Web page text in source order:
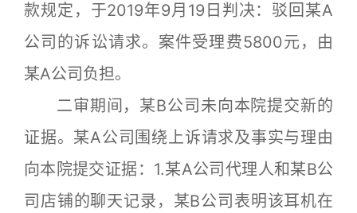
款规定，于2019年9月19日判决：驳回某A
公司的诉讼请求。案件受理费5800元，由
某A公司负担。
二审期间，某B公司未向本院提交新的
证据。某A公司围绕上诉请求及事实与理由
向本院提交证据：1.某A公司代理人和某B公
司店铺的聊天记录，某B公司表明该耳机在